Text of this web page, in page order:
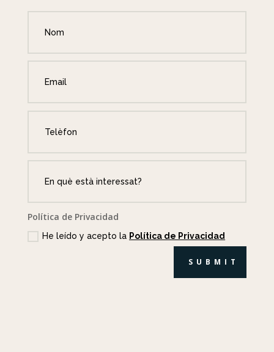
Política de Privacidad
He leído y acepto la Política de Privacidad
SUBMIT